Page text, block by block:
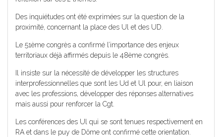
Des inquiétudes ont été exprimées sur la question de la
proximité, concernant la place des Ul et des UD.
Le 51ème congrès a confirmé l’importance des enjeux
territoriaux déjà affirmés depuis le 48ème congrès.
Il insiste sur la nécessité de développer les structures
interprofessionnelles que sont les Ud et Ul pour, en liaison
avec les professions, développer des réponses alternatives
mais aussi pour renforcer la Cgt.
Les conférences des Ul qui se sont tenues respectivement en
RA et dans le puy de Dôme ont confirmé cette orientation.